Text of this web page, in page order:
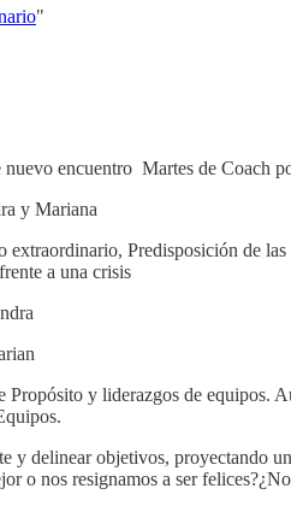
"
encuentro Martes de Coach
y Mariana
extraordinario, Predisposición de las
a una crisis
Propósito y liderazgos de equipos.
y delinear objetivos, proyectando
o nos resignamos a ser